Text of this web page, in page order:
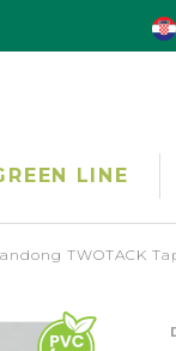
LINE
TWOTACK